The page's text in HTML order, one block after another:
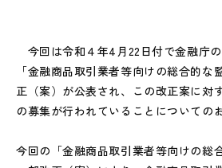
今回は令和４年4月22日付で金融庁の
「金融商品取引業者等向けの総合的な
正（案）が公表され、この改正案に対
の募集が行われていることについての
今回の「金融商品取引業者等向けの総